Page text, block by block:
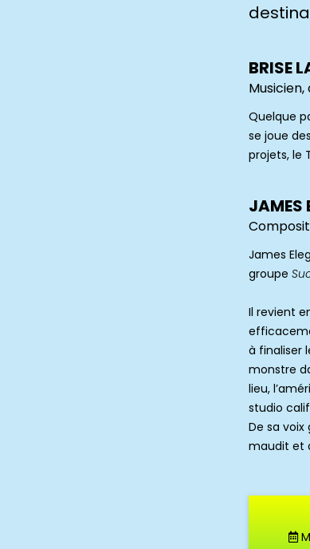
BRISE
Quelque
se joue
projets, le
JAMES
James
groupe
Il revient
à finaliser
monstre
lieu,
studio
De sa
maudit et